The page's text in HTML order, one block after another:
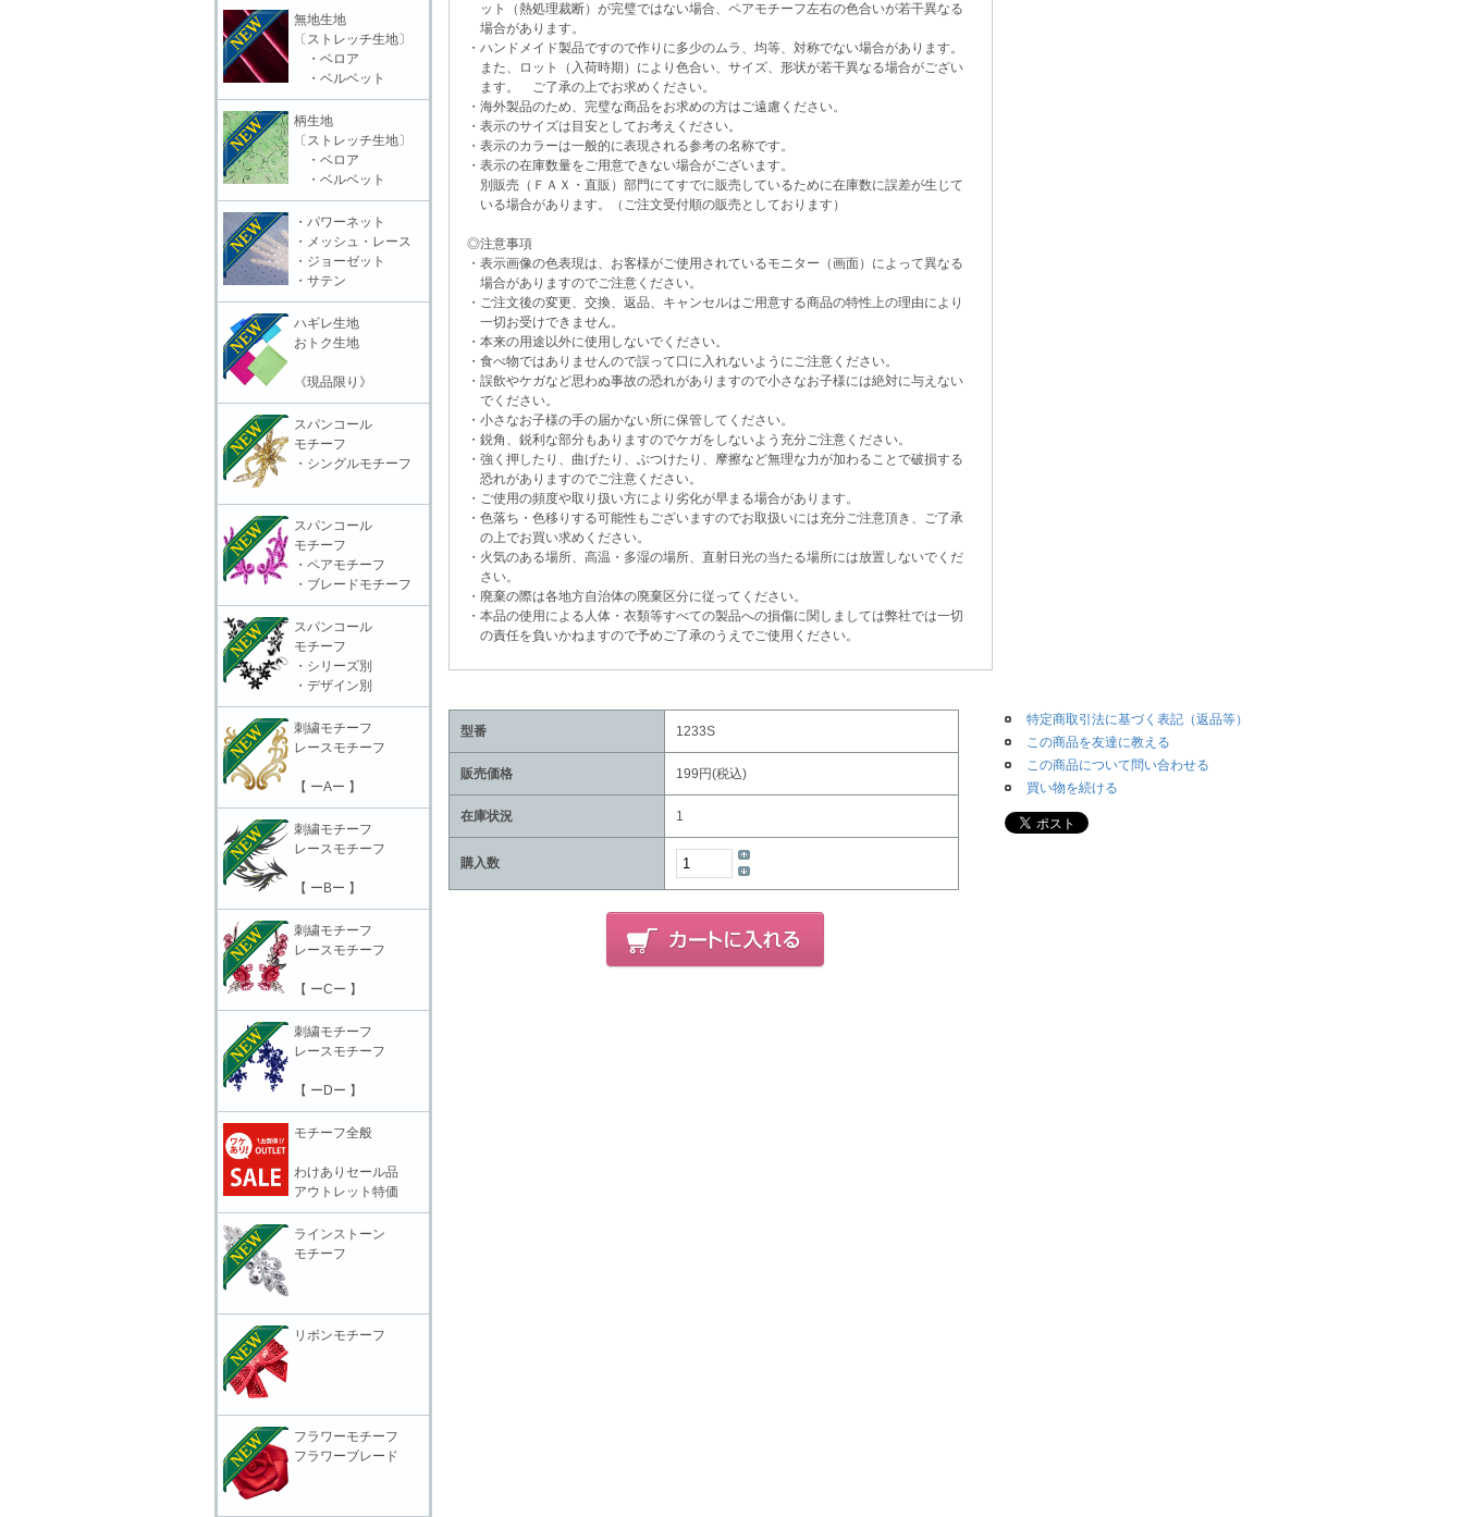
ット（熱処理裁断）が完璧ではない場合、ペアモチーフ左右の色合いが若干異なる
場合があります。
・ハンドメイド製品ですので作りに多少のムラ、均等、対称でない場合があります。
また、ロット（入荷時期）により色合い、サイズ、形状が若干異なる場合がござい
ます。 ご了承の上でお求めください。
・海外製品のため、完璧な商品をお求めの方はご遠慮ください。
・表示のサイズは目安としてお考えください。
・表示のカラーは一般的に表現される参考の名称です。
・表示の在庫数量をご用意できない場合がございます。
別販売（ＦＡＸ・直販）部門にてすでに販売しているために在庫数に誤差が生じて
いる場合があります。（ご注文受付順の販売としております）
◎注意事項
・表示画像の色表現は、お客様がご使用されているモニター（画面）によって異なる
場合がありますのでご注意ください。
・ご注文後の変更、交換、返品、キャンセルはご用意する商品の特性上の理由により
一切お受けできません。
・本来の用途以外に使用しないでください。
・食べ物ではありませんので誤って口に入れないようにご注意ください。
・誤飲やケガなど思わぬ事故の恐れがありますので小さなお子様には絶対に与えない
でください。
・小さなお子様の手の届かない所に保管してください。
・鋭角、鋭利な部分もありますのでケガをしないよう充分ご注意ください。
・強く押したり、曲げたり、ぶつけたり、摩擦など無理な力が加わることで破損する
恐れがありますのでご注意ください。
・ご使用の頻度や取り扱い方により劣化が早まる場合があります。
・色落ち・色移りする可能性もございますのでお取扱いには充分ご注意頂き、ご了承
の上でお買い求めください。
・火気のある場所、高温・多湿の場所、直射日光の当たる場所には放置しないでくだ
さい。
・廃棄の際は各地方自治体の廃棄区分に従ってください。
・本品の使用による人体・衣類等すべての製品への損傷に関しましては弊社では一切
の責任を負いかねますので予めご了承のうえでご使用ください。
型番 1233S
販売価格 199円(税込)
在庫状況 1
購入数
特定商取引法に基づく表記（返品等）
この商品を友達に教える
この商品について問い合わせる
買い物を続ける
無地生地
〔ストレッチ生地〕
・ベロア
・ベルベット
柄生地
〔ストレッチ生地〕
・ベロア
・ベルベット
・パワーネット
・メッシュ・レース
・ジョーゼット
・サテン
ハギレ生地
おトク生地
《現品限り》
スパンコール
モチーフ
・シングルモチーフ
スパンコール
モチーフ
・ペアモチーフ
・ブレードモチーフ
スパンコール
モチーフ
・シリーズ別
・デザイン別
刺繍モチーフ
レースモチーフ
【 ーAー 】
刺繍モチーフ
レースモチーフ
【 ーBー 】
刺繍モチーフ
レースモチーフ
【 ーCー 】
刺繍モチーフ
レースモチーフ
【 ーDー 】
モチーフ全般
わけありセール品
アウトレット特価
ラインストーン
モチーフ
リボンモチーフ
フラワーモチーフ
フラワーブレード